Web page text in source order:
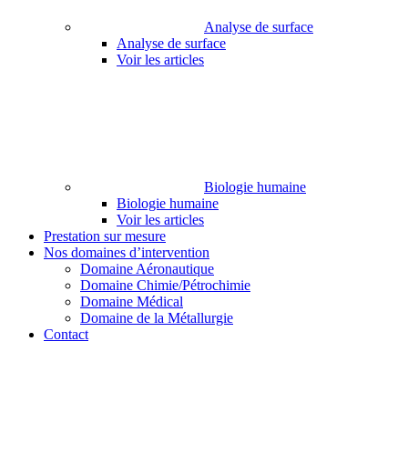
Analyse de surface
Analyse de surface
Voir les articles
Biologie humaine
Biologie humaine
Voir les articles
Prestation sur mesure
Nos domaines d’intervention
Domaine Aéronautique
Domaine Chimie/Pétrochimie
Domaine Médical
Domaine de la Métallurgie
Contact